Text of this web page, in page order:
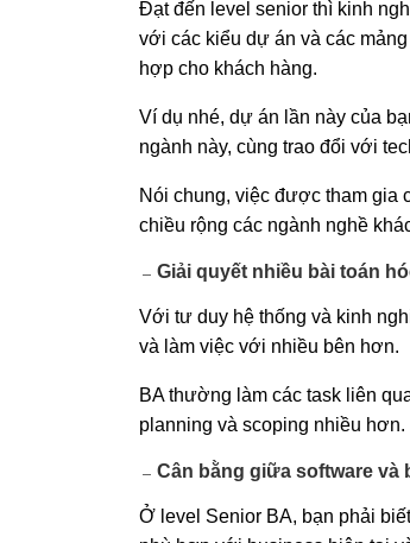
Đạt đến level senior thì kinh
với các kiểu dự án và các
hợp cho khách hàng.
Ví dụ nhé, dự án lần này của
ngành này, cùng trao đổi với
Nói chung, việc được tham gia
chiều rộng các ngành nghề
Giải quyết nhiều bài toán
Với tư duy hệ thống và kinh
và làm việc với nhiều bên hơn.
BA thường làm các task liên
planning và scoping nhiều
Cân bằng giữa software và
Ở level Senior BA, bạn phải